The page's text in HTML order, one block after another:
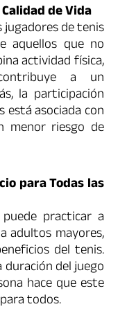
de Vida
de tenis
aquellos que no
actividad física,
a un
la participación
asociada con
menor riesgo de
para Todas las
practicar a
adultos mayores,
del tenis.
del juego
hace que este
todos.